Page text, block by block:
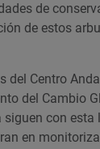
de
de estos
del Centro
del Cambio
siguen con esta
en